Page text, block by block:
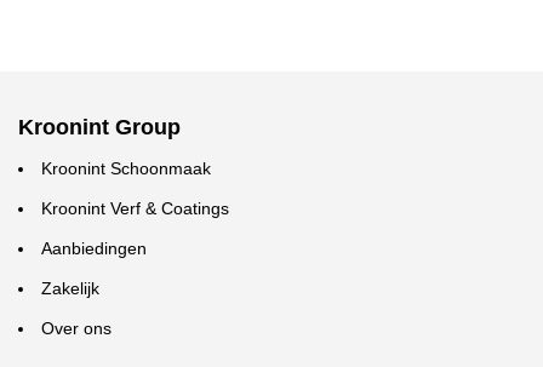
Kroonint Group
Kroonint Schoonmaak
Kroonint Verf & Coatings
Aanbiedingen
Zakelijk
Over ons